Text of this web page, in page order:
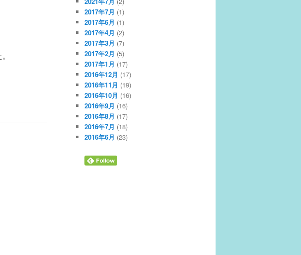
2017年7月 (1)
2017年6月 (1)
2017年4月 (2)
2017年3月 (7)
2017年2月 (5)
2017年1月 (17)
2016年12月 (17)
2016年11月 (19)
2016年10月 (16)
2016年9月 (16)
2016年8月 (17)
2016年7月 (18)
2016年6月 (23)